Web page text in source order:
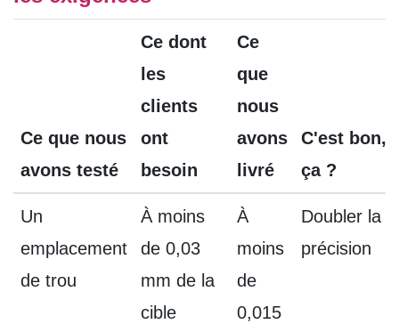
Ce que nous
avons testé
Ce dont
les
clients
ont
besoin
Ce
que
nous
avons
livré
C'est bon,
ça ?
Un
emplacement
de trou
À moins
de 0,03
mm de la
cible
À
moins
de
0,015
Doubler la
précision